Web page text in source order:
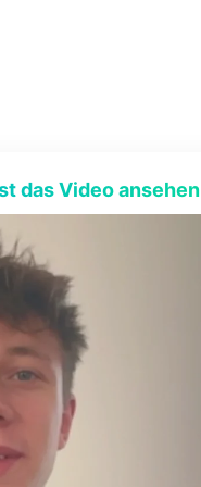
das Video ansehen